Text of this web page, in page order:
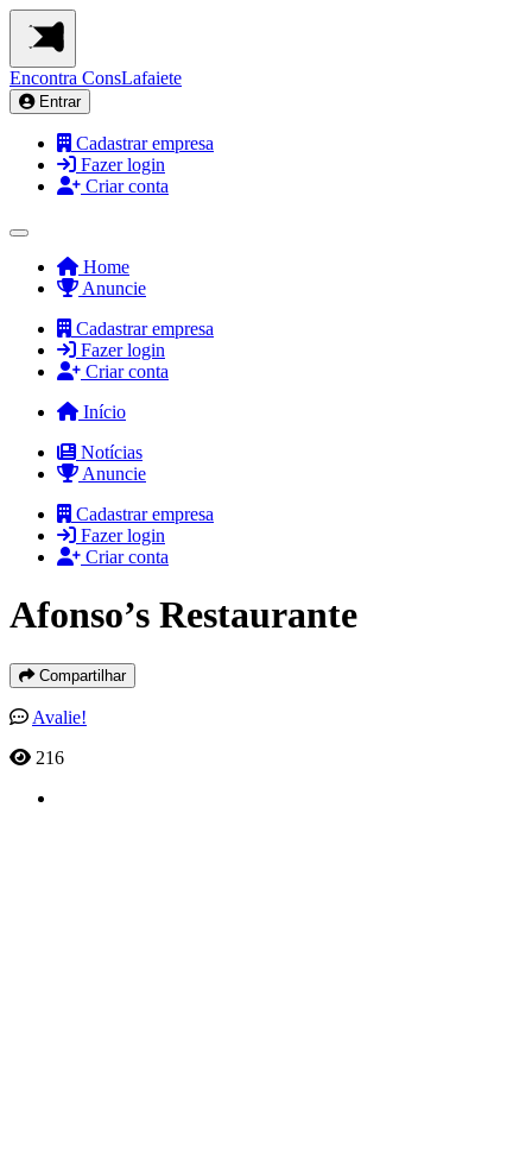
Encontra ConsLafaiete
Entrar
Cadastrar empresa
Fazer login
Criar conta
Home
Anuncie
Cadastrar empresa
Fazer login
Criar conta
Início
Notícias
Anuncie
Cadastrar empresa
Fazer login
Criar conta
Afonso’s Restaurante
Compartilhar
Avalie!
216